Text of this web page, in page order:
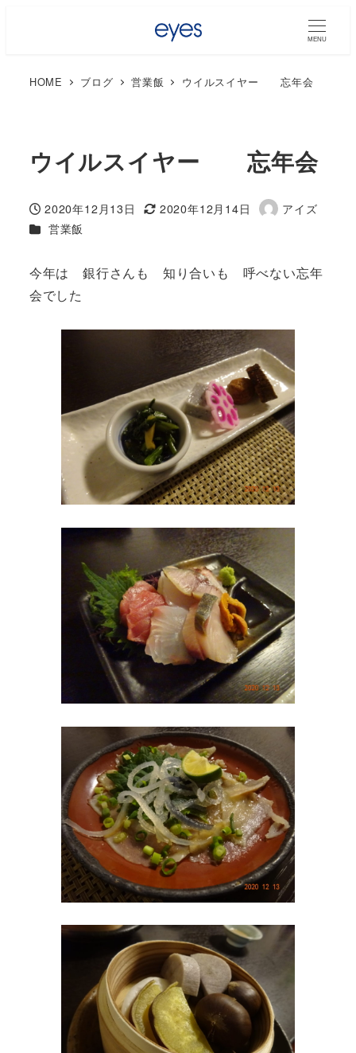
MENU
HOME ブログ 営業飯 ウイルスイヤー 忘年会
ウイルスイヤー 忘年会
投稿日
2020年12月13日
更新日
2020年12月14日
著
アイズ
カテゴリー
営業飯
今年は 銀行さんも 知り合いも 呼べない忘年
会でした